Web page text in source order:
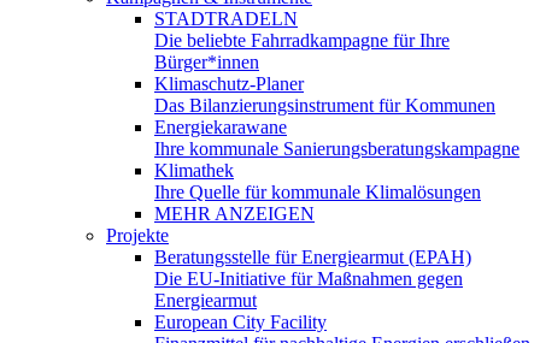
STADTRADELN
Die beliebte Fahrradkampagne für Ihre
Bürger*innen
Klimaschutz-Planer
Das Bilanzierungsinstrument für Kommunen
Energiekarawane
Ihre kommunale Sanierungsberatungskampagne
Klimathek
Ihre Quelle für kommunale Klimalösungen
MEHR ANZEIGEN
Projekte
Beratungsstelle für Energiearmut (EPAH)
Die EU-Initiative für Maßnahmen gegen
Energiearmut
European City Facility